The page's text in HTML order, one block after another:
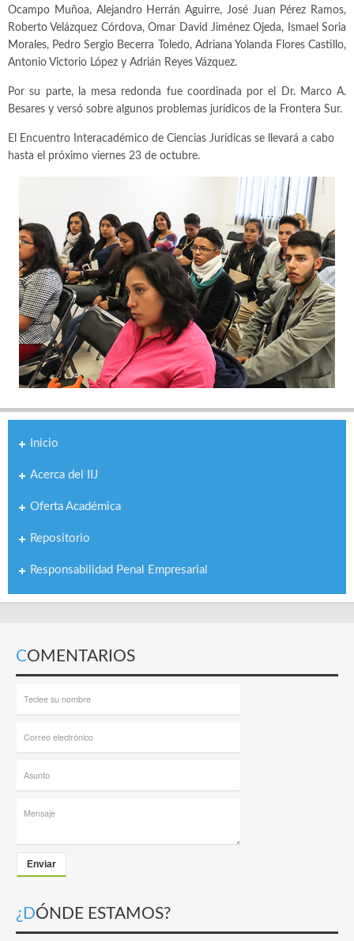
Ocampo Muñoa, Alejandro Herrán Aguirre, José Juan Pérez Ramos,
Roberto Velázquez Córdova, Omar David Jiménez Ojeda, Ismael Soria
Morales, Pedro Sergio Becerra Toledo, Adriana Yolanda Flores Castillo,
Antonio Victorio López y Adrián Reyes Vázquez.
Por su parte, la mesa redonda fue coordinada por el Dr. Marco A.
Besares y versó sobre algunos problemas jurídicos de la Frontera Sur.
El Encuentro Interacadémico de Ciencias Jurídicas se llevará a cabo
hasta el próximo viernes 23 de octubre.
Inicio
Acerca del IIJ
Oferta Académica
Repositorio
Responsabilidad Penal Empresarial
COMENTARIOS
Enviar
¿DÓNDE ESTAMOS?